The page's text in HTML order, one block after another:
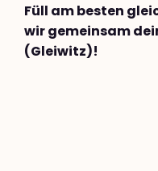
Füll am besten
wir gemeinsam
(Gleiwitz)!